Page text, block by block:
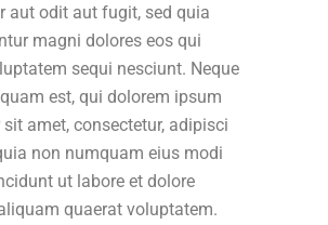
aut odit aut fugit, sed quia
magni dolores eos qui
sequi nesciunt. Neque
est, qui dolorem ipsum
amet, consectetur, adipisci
non numquam eius modi
ut labore et dolore
quaerat voluptatem.